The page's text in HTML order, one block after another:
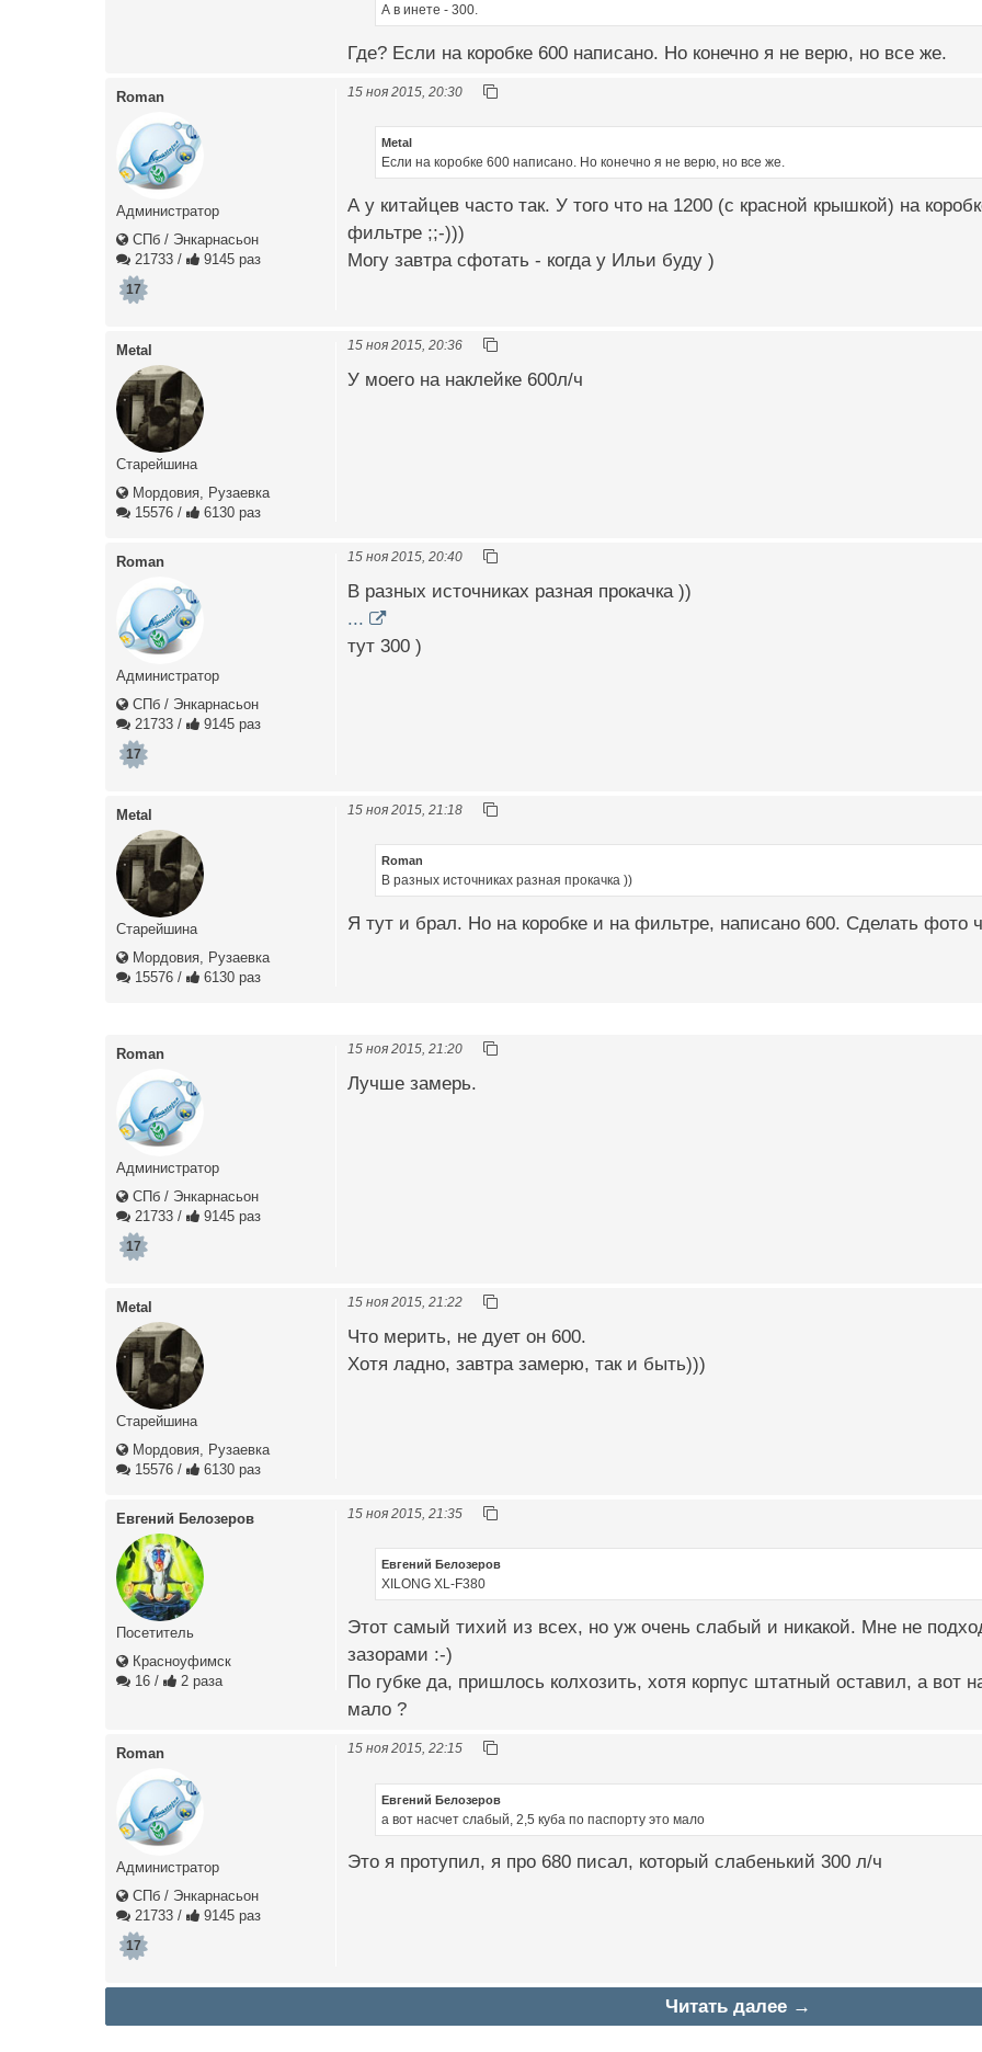
А в инете - 300.
Где? Если на коробке 600 написано. Но конечно я не верю, но все же.
Roman
Администратор
СПб / Энкарнасьон
21733 / 9145 раз
17
15 ноя 2015, 20:30
Metal
Если на коробке 600 написано. Но конечно я не верю, но все же.
А у китайцев часто так. У того что на 1200 (с красной крышкой) на
фильтре ;;-)))
Могу завтра сфотать - когда у Ильи буду )
Metal
Старейшина
Мордовия, Рузаевка
15576 / 6130 раз
15 ноя 2015, 20:36
У моего на наклейке 600л/ч
Roman
Администратор
СПб / Энкарнасьон
21733 / 9145 раз
17
15 ноя 2015, 20:40
В разных источниках разная прокачка ))
...
тут 300 )
Metal
Старейшина
Мордовия, Рузаевка
15576 / 6130 раз
15 ноя 2015, 21:18
Roman
В разных источниках разная прокачка ))
Я тут и брал. Но на коробке и на фильтре, написано 600. Сделать фото
Roman
Администратор
СПб / Энкарнасьон
21733 / 9145 раз
17
15 ноя 2015, 21:20
Лучше замерь.
Metal
Старейшина
Мордовия, Рузаевка
15576 / 6130 раз
15 ноя 2015, 21:22
Что мерить, не дует он 600.
Хотя ладно, завтра замерю, так и быть)))
Евгений Белозеров
Посетитель
Красноуфимск
16 / 2 раза
15 ноя 2015, 21:35
Евгений Белозеров
XILONG XL-F380
Этот самый тихий из всех, но уж очень слабый и никакой. Мне не
зазорами :-)
По губке да, пришлось колхозить, хотя корпус штатный оставил, а вот
мало ?
Roman
Администратор
СПб / Энкарнасьон
21733 / 9145 раз
17
15 ноя 2015, 22:15
Евгений Белозеров
а вот насчет слабый, 2,5 куба по паспорту это мало
Это я протупил, я про 680 писал, который слабенький 300 л/ч
Читать далее →